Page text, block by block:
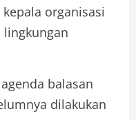
organisasi
lingkungan
balasan
dilakukan